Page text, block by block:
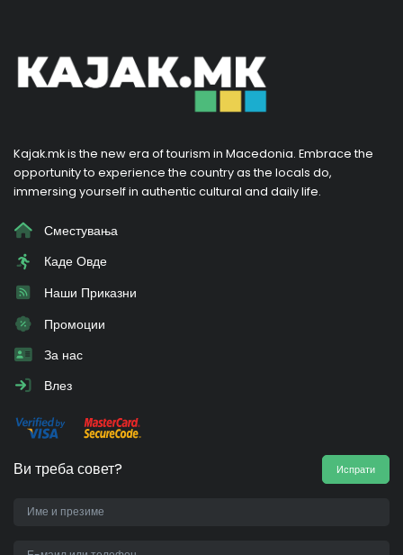
Kajak.mk is the new era of tourism in Macedonia. Embrace the
opportunity to experience the country as the locals do,
immersing yourself in authentic cultural and daily life.
Сместувања
Каде Овде
Наши Приказни
Промоции
За нас
Влез
Ви треба совет? Испрати